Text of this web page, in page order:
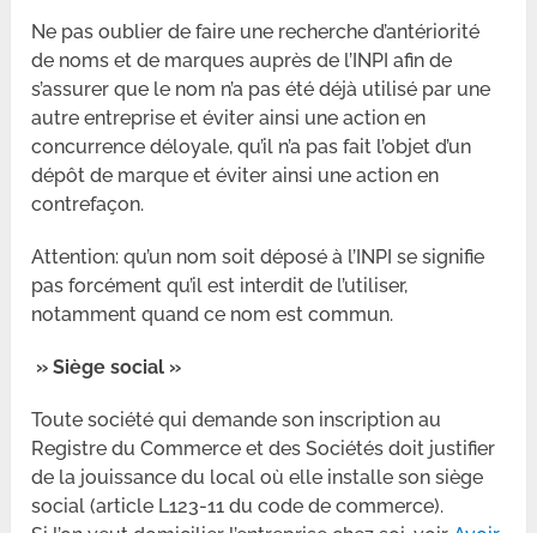
Ne pas oublier de faire une recherche d’antériorité
de noms et de marques auprès de l’INPI afin de
s’assurer que le nom n’a pas été déjà utilisé par une
autre entreprise et éviter ainsi une action en
concurrence déloyale, qu’il n’a pas fait l’objet d’un
dépôt de marque et éviter ainsi une action en
contrefaçon.
Attention: qu’un nom soit déposé à l’INPI se signifie
pas forcément qu’il est interdit de l’utiliser,
notamment quand ce nom est commun.
» Siège social »
Toute société qui demande son inscription au
Registre du Commerce et des Sociétés doit justifier
de la jouissance du local où elle installe son siège
social (article L123-11 du code de commerce).